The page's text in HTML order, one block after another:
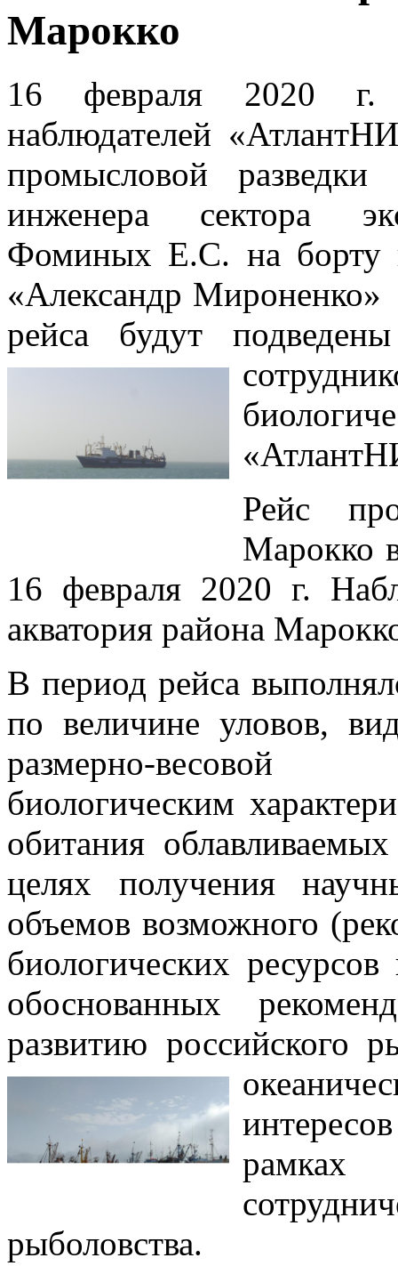
Марокко
16 февраля 2020 г.
наблюдателей
промысловой
инженера сектора
Фоминых Е.С. на борту
«Александр
рейса будут
Рейс
Марокко
16 февраля 2020 г.
акватория района
В период рейса
по величине уловов,
размерно-
биологическим
обитания
целях получения
объемов возможного
биологических
обоснованных
развитию российского
рамках
рыболовства.